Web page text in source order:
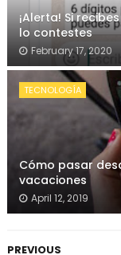
¡Alerta! Si
lo contestes
February 17, 2020
TECNOLOGÍA
Cómo pasar
vacaciones
April 12, 2019
PREVIOUS